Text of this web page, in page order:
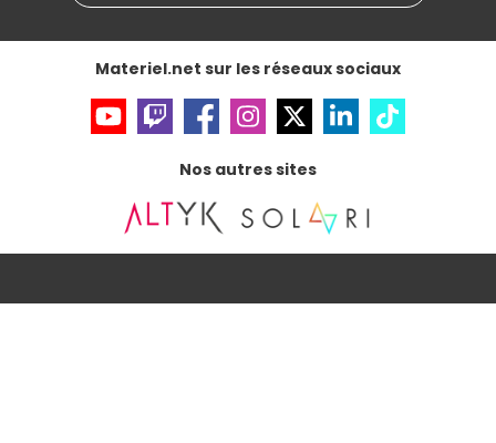
Materiel.net sur les réseaux sociaux
Nos autres sites